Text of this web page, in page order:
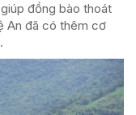
đồng bào thoát
An đã có thêm cơ